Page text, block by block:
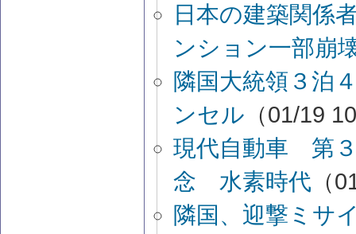
日本の建築関係
ンション一部
隣国大統領３泊
ンセル （01/19
現代自動車 第３
念 水素時代 （
隣国、迎撃ミサ